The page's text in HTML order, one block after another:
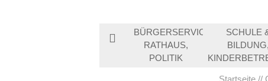
BÜRGERSERVICE,
RATHAUS,
POLITIK
SCHULE
BILDUNG,
Startseite